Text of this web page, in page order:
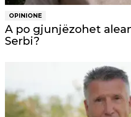
OPINIONE
A po gjunjëzohet
Serbi?